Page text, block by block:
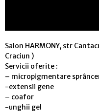
Salon HARMONY, str
Craciun )
Servicii oferite :
– micropigmentare
-extensii gene
– coafor
-unghii gel